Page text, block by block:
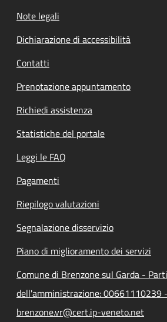
Note legali
Dichiarazione di accessibilità
Contatti
Prenotazione appuntamento
Richiedi assistenza
Statistiche del portale
Leggi le FAQ
Pagamenti
Riepilogo valutazioni
Segnalazione disservizio
Piano di miglioramento dei servizi
Comune di Brenzone sul Garda -
dell'amministrazione: 00661110239
brenzone.vr@cert.ip-veneto.net